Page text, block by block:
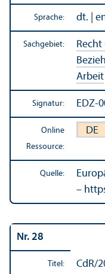
Sprache: dt. |
Sachgebiet: Recht
Arbeit
Signatur: EDZ-
Online
Ressource:
DE
Quelle:
–
Nr. 28
Titel: CdR/